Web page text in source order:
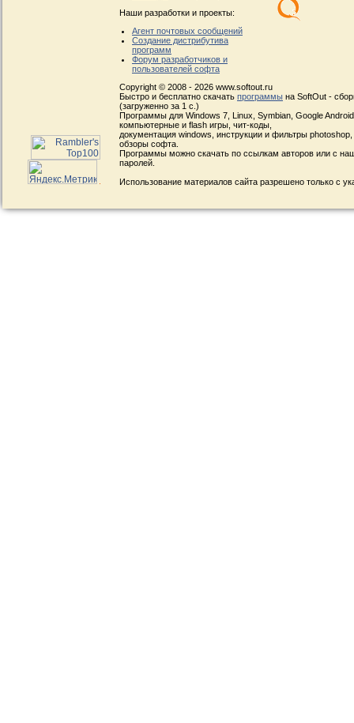
Наши разработки и проекты:
Агент почтовых сообщений
Создание дистрибутива
программ
Форум разработчиков и
пользователей софта
Copyright © 2008 - 2026 www.softout.ru
Быстро и бесплатно скачать программы на SoftOut -
(загруженно за 1 с.)
Программы для Windows 7, Linux, Symbian, Google
компьютерные и flash игры, чит-коды,
документация windows, инструкции и фильтры
обзоры софта.
Программы можно скачать по ссылкам авторов или с
паролей.
Использование материалов сайта разрешено только с